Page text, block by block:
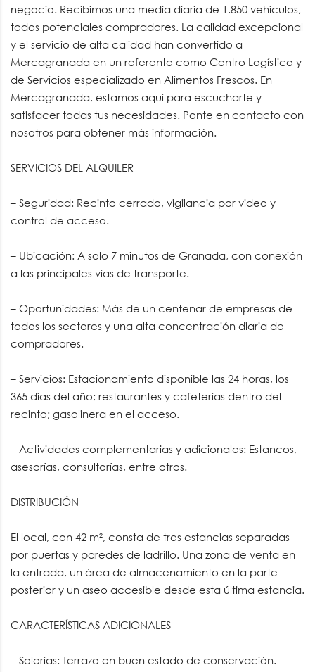
negocio. Recibimos una media diaria de 1.850 vehículos,
todos potenciales compradores. La calidad excepcional
y el servicio de alta calidad han convertido a
Mercagranada en un referente como Centro Logístico y
de Servicios especializado en Alimentos Frescos. En
Mercagranada, estamos aquí para escucharte y
satisfacer todas tus necesidades. Ponte en contacto con
nosotros para obtener más información.
SERVICIOS DEL ALQUILER
– Seguridad: Recinto cerrado, vigilancia por video y
control de acceso.
– Ubicación: A solo 7 minutos de Granada, con conexión
a las principales vías de transporte.
– Oportunidades: Más de un centenar de empresas de
todos los sectores y una alta concentración diaria de
compradores.
– Servicios: Estacionamiento disponible las 24 horas, los
365 días del año; restaurantes y cafeterías dentro del
recinto; gasolinera en el acceso.
– Actividades complementarias y adicionales: Estancos,
asesorías, consultorías, entre otros.
DISTRIBUCIÓN
El local, con 42 m², consta de tres estancias separadas
por puertas y paredes de ladrillo. Una zona de venta en
la entrada, un área de almacenamiento en la parte
posterior y un aseo accesible desde esta última estancia.
CARACTERÍSTICAS ADICIONALES
– Solerías: Terrazo en buen estado de conservación.